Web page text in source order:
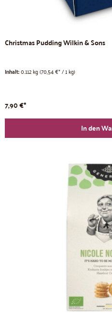
Christmas Pudding Wilkin & Sons
Inhalt:0.112 kg(70,54 €* / 1 kg)
7,90 €*
In den